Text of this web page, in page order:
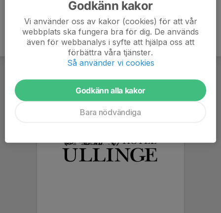
Godkänn kakor
Vi använder oss av kakor (cookies) för att vår
webbplats ska fungera bra för dig. De används
även för webbanalys i syfte att hjälpa oss att
förbättra våra tjänster.
Så använder vi cookies
Godkänn alla kakor
Bara nödvändiga